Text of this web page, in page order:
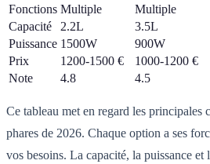
Fonctions Multiple Multiple
Capacité
2.2L 3.5L
Puissance 1500W 900W
Prix
1200-1500 € 1000-1200 €
Note
4.8 4.5
Ce tableau met en regard les principales
phares de 2026. Chaque option a ses
vos besoins. La capacité, la puissance